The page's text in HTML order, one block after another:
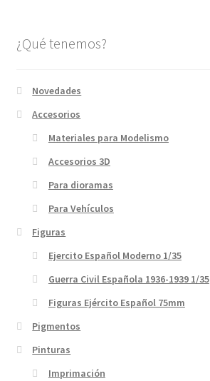
¿Qué tenemos?
Novedades
Accesorios
Materiales para Modelismo
Accesorios 3D
Para dioramas
Para Vehículos
Figuras
Ejercito Español Moderno 1/35
Guerra Civil Española 1936-1939 1/35
Figuras Ejército Español 75mm
Pigmentos
Pinturas
Imprimación